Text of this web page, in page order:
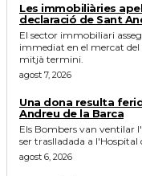
Les immobiliàries
declaració de Sant
El sector immobiliari
immediat en el mercat del
mitjà termini.
agost 7, 2026
Una dona resulta
Andreu de la Barca
Els Bombers van ventilar
ser traslladada a l'Hospital
agost 6, 2026